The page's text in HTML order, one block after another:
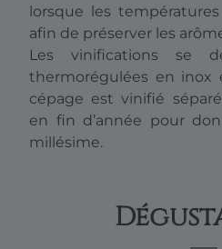
lorsque les
afin de préserver les
Les vinifications se
thermorégulées en inox
cépage est vinifié
en fin d’année pour
millésime.